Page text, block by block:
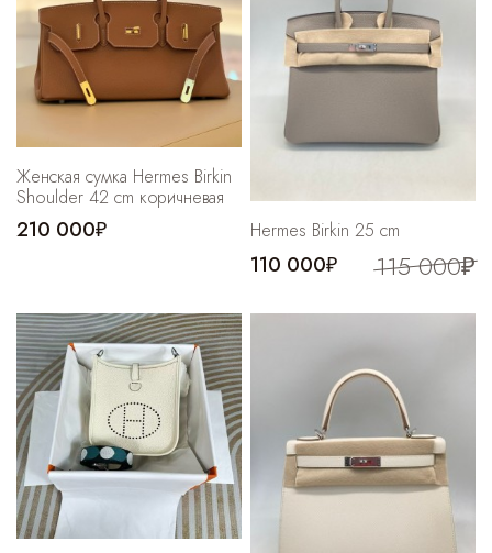
Женская сумка Hermes Birkin
Shoulder 42 cm коричневая
210 000₽ Hermes Birkin 25 cm
110 000₽ 115 000₽